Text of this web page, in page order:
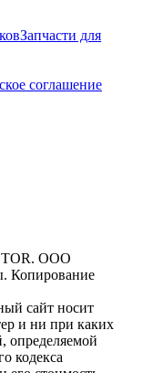
Запчасти для
соглашение
ООО
Копирование
сайт носит
и ни при каких
определяемой
кодекса